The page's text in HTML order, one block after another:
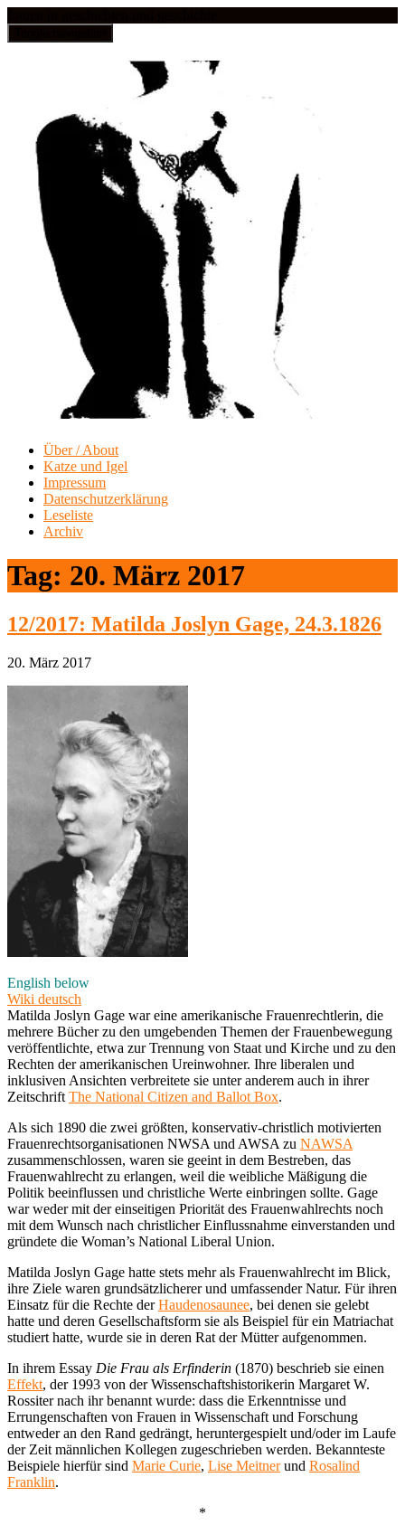
Über / About
Katze und Igel
Impressum
Datenschutzerklärung
Leseliste
Archiv
Tag: 20. März 2017
12/2017: Matilda Joslyn Gage, 24.3.1826
20. März 2017
English below
Wiki deutsch
Matilda Joslyn Gage war eine amerikanische Frauenrechtlerin, die
mehrere Bücher zu den umgebenden Themen der Frauenbewegung
veröffentlichte, etwa zur Trennung von Staat und Kirche und zu den
Rechten der amerikanischen Ureinwohner. Ihre liberalen und
inklusiven Ansichten verbreitete sie unter anderem auch in ihrer
Zeitschrift The National Citizen and Ballot Box.
Als sich 1890 die zwei größten, konservativ-christlich motivierten
Frauenrechtsorganisationen NWSA und AWSA zu NAWSA
zusammenschlossen, waren sie geeint in dem Bestreben, das
Frauenwahlrecht zu erlangen, weil die weibliche Mäßigung die
Politik beeinflussen und christliche Werte einbringen sollte. Gage
war weder mit der einseitigen Priorität des Frauenwahlrechts noch
mit dem Wunsch nach christlicher Einflussnahme einverstanden und
gründete die Woman’s National Liberal Union.
Matilda Joslyn Gage hatte stets mehr als Frauenwahlrecht im Blick,
ihre Ziele waren grundsätzlicherer und umfassender Natur. Für ihren
Einsatz für die Rechte derHaudenosaunee, bei denen sie gelebt
hatte und deren Gesellschaftsform sie als Beispiel für ein Matriachat
studiert hatte, wurde sie in deren Rat der Mütter aufgenommen.
In ihrem Essay Die Frau als Erfinderin (1870) beschrieb sie einen
Effekt, der 1993 von der Wissenschaftshistorikerin Margaret W.
Rossiter nach ihr benannt wurde: dass die Erkenntnisse und
Errungenschaften von Frauen in Wissenschaft und Forschung
entweder an den Rand gedrängt, heruntergespielt und/oder im Laufe
der Zeit männlichen Kollegen zugeschrieben werden. Bekannteste
Beispiele hierfür sind Marie Curie, Lise Meitnerund Rosalind
Franklin.
*